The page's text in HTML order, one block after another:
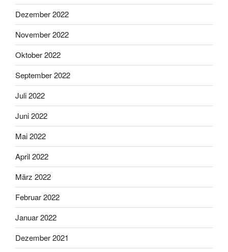
Dezember 2022
November 2022
Oktober 2022
September 2022
Juli 2022
Juni 2022
Mai 2022
April 2022
März 2022
Februar 2022
Januar 2022
Dezember 2021